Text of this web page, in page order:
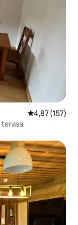
Vidutinis
4,87 (157)
terasa